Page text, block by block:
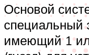
Основой
специальный
имеющий 1